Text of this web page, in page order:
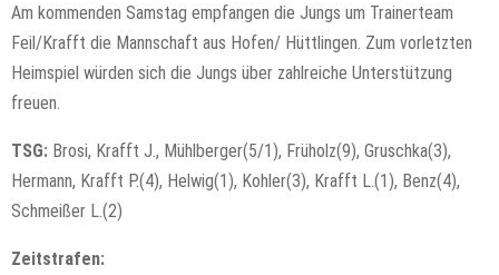
Am kommenden Samstag empfangen die Jungs um Trainerteam
Feil/Krafft die Mannschaft aus Hofen/ Hüttlingen. Zum vorletzten
Heimspiel würden sich die Jungs über zahlreiche Unterstützung
freuen.
TSG: Brosi, Krafft J., Mühlberger(5/1), Früholz(9), Gruschka(3),
Hermann, Krafft P.(4), Helwig(1), Kohler(3), Krafft L.(1), Benz(4),
Schmeißer L.(2)
Zeitstrafen: